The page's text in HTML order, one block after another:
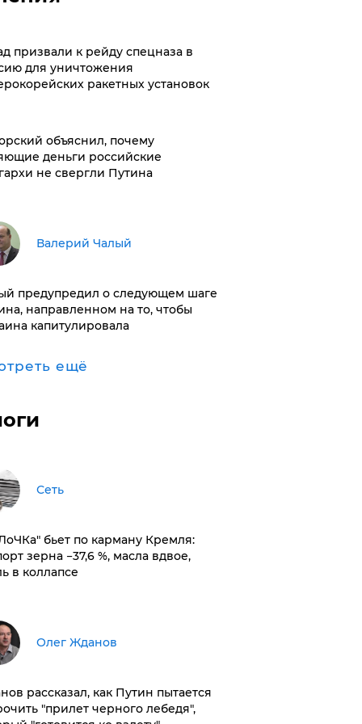
призвали к рейду спецназа в
для уничтожения
ракетных установок
объяснил, почему
деньги российские
не свергли Путина
Валерий Чалый
предупредил о следующем шаге
направленном на то, чтобы
капитулировала
ещё
Сеть
бьет по карману Кремля:
зерна −37,6 %, масла вдвое,
в коллапсе
Олег Жданов
рассказал, как Путин пытается
"прилет черного лебедя",